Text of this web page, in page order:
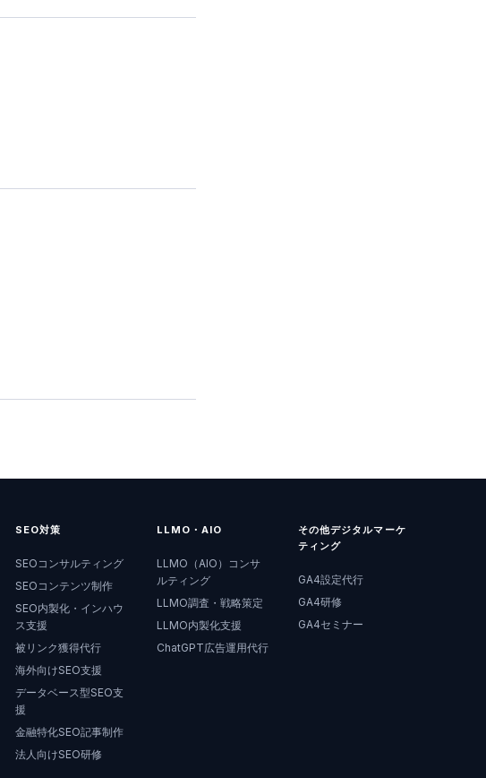
SEO対策
SEOコンサルティング
SEOコンテンツ制作
SEO内製化・インハウ
ス支援
被リンク獲得代行
海外向けSEO支援
データベース型SEO支
援
金融特化SEO記事制作
法人向けSEO研修
LLMO・AIO
LLMO（AIO）コンサ
ルティング
LLMO調査・戦略策定
LLMO内製化支援
ChatGPT広告運用代行
その他デジタルマーケ
ティング
GA4設定代行
GA4研修
GA4セミナー